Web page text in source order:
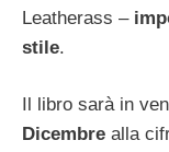
Leatherass –
stile.
Il libro sarà in
Dicembre alla